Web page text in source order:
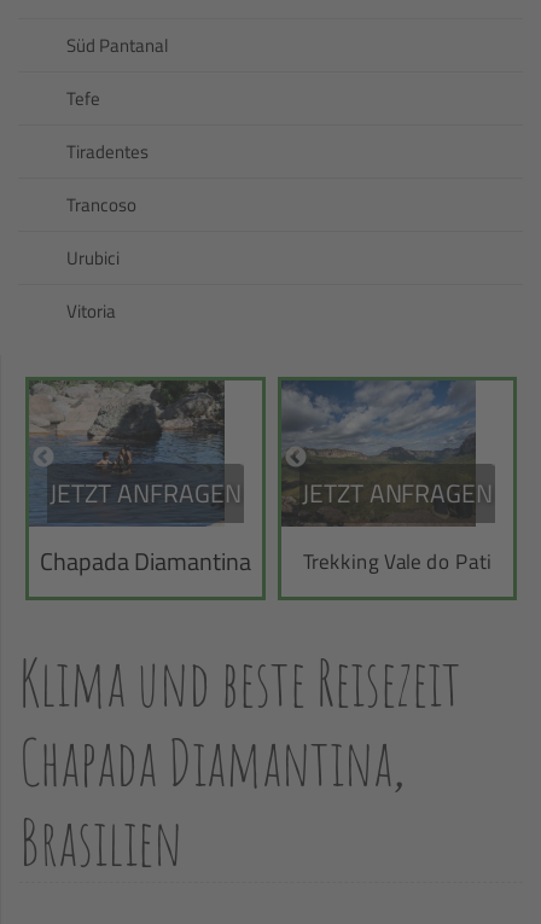
Süd Pantanal
Tefe
Tiradentes
Trancoso
Urubici
Vitoria
JETZT ANFRAGEN
Chapada Diamantina
JETZT ANFRAGEN
Trekking Vale do Pati
Klima und beste Reisezeit
Chapada Diamantina,
Brasilien